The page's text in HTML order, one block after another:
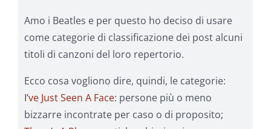
Amo i Beatles e per questo ho deciso di usare
come categorie di classificazione dei post alcuni
titoli di canzoni del loro repertorio.
Ecco cosa vogliono dire, quindi, le categorie:
I’ve Just Seen A Face: persone più o meno
bizzarre incontrate per caso o di proposito;